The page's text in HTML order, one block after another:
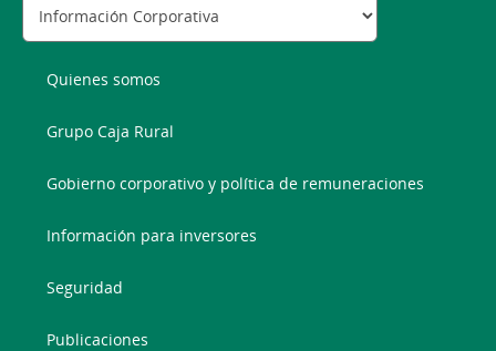
Quienes somos
Grupo Caja Rural
Gobierno corporativo y política de remuneraciones
Información para inversores
Seguridad
Publicaciones